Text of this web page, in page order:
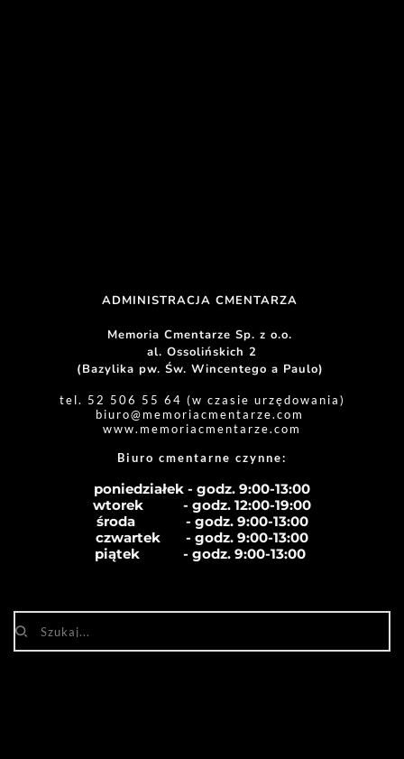
ADMINISTRACJA CMENTARZA
Memoria Cmentarze Sp. z o.o.
al. Ossolińskich 2
(Bazylika pw. Św. Wincentego a Paulo)
tel. 52 506 55 64 (w czasie urzędowania)
biuro@memoriacmentarze.com
www.memoriacmentarze.com
Biuro cmentarne czynne:
poniedziałek - godz. 9:00-13:00
wtorek           - godz. 12:00-19:00
środa              - godz. 9:00-13:00
czwartek       - godz. 9:00-13:00
piątek            - godz. 9:00-13:00